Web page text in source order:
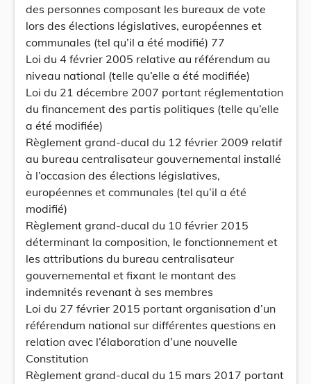
des personnes composant les bureaux de vote
lors des élections législatives, européennes et
communales (tel qu’il a été modifié) 77
Loi du 4 février 2005 relative au référendum au
niveau national (telle qu’elle a été modifiée)
Loi du 21 décembre 2007 portant réglementation
du financement des partis politiques (telle qu’elle
a été modifiée)
Règlement grand-ducal du 12 février 2009 relatif
au bureau centralisateur gouvernemental installé
à l’occasion des élections législatives,
européennes et communales (tel qu’il a été
modifié)
Règlement grand-ducal du 10 février 2015
déterminant la composition, le fonctionnement et
les attributions du bureau centralisateur
gouvernemental et fixant le montant des
indemnités revenant à ses membres
Loi du 27 février 2015 portant organisation d’un
référendum national sur différentes questions en
relation avec l’élaboration d’une nouvelle
Constitution
Règlement grand-ducal du 15 mars 2017 portant